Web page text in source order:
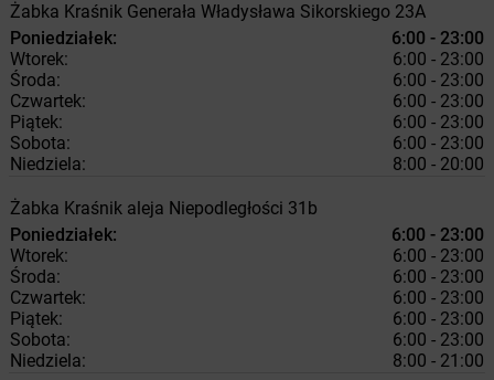
Żabka Kraśnik Generała Władysława Sikorskiego 23A
Poniedziałek:
6:00 - 23:00
Wtorek:
6:00 - 23:00
Środa:
6:00 - 23:00
Czwartek:
6:00 - 23:00
Piątek:
6:00 - 23:00
Sobota:
6:00 - 23:00
Niedziela:
8:00 - 20:00
Żabka Kraśnik aleja Niepodległości 31b
Poniedziałek:
6:00 - 23:00
Wtorek:
6:00 - 23:00
Środa:
6:00 - 23:00
Czwartek:
6:00 - 23:00
Piątek:
6:00 - 23:00
Sobota:
6:00 - 23:00
Niedziela:
8:00 - 21:00